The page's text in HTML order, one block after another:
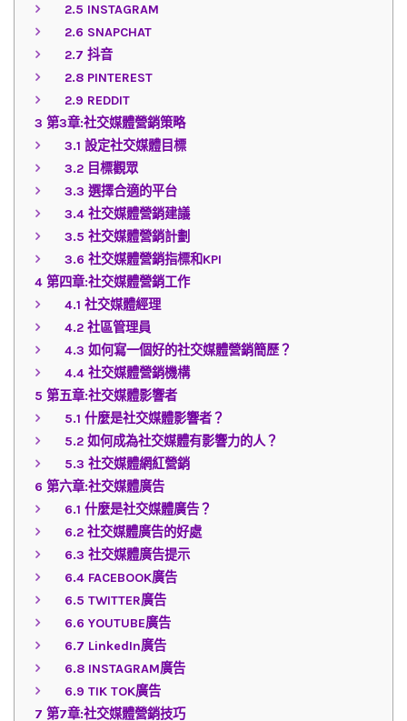
2.5 INSTAGRAM
2.6 SNAPCHAT
2.7 抖音
2.8 PINTEREST
2.9 REDDIT
3 第3章:社交媒體營銷策略
3.1 設定社交媒體目標
3.2 目標觀眾
3.3 選擇合適的平台
3.4 社交媒體營銷建議
3.5 社交媒體營銷計劃
3.6 社交媒體營銷指標和KPI
4 第四章:社交媒體營銷工作
4.1 社交媒體經理
4.2 社區管理員
4.3 如何寫一個好的社交媒體營銷簡歷？
4.4 社交媒體營銷機構
5 第五章:社交媒體影響者
5.1 什麼是社交媒體影響者？
5.2 如何成為社交媒體有影響力的人？
5.3 社交媒體網紅營銷
6 第六章:社交媒體廣告
6.1 什麼是社交媒體廣告？
6.2 社交媒體廣告的好處
6.3 社交媒體廣告提示
6.4 FACEBOOK廣告
6.5 TWITTER廣告
6.6 YOUTUBE廣告
6.7 LinkedIn廣告
6.8 INSTAGRAM廣告
6.9 TIK TOK廣告
7 第7章:社交媒體營銷技巧